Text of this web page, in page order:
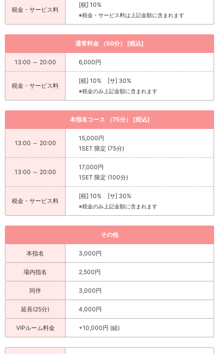
税金・サービス料
[税] 10%
※税金・サービス料は上記金額に含まれます
通常料金 （50分） [税込]
13:00 ～ 20:00 6,000円
税金・サービス料
[税] 10% [サ] 30%
※税金のみ上記金額に含まれます
本指名コース （75分） [税込]
13:00 ～ 20:00
15,000円
1SET 限定 (75分)
13:00 ～ 20:00
17,000円
1SET 限定 (100分)
税金・サービス料
[税] 10% [サ] 30%
※税金のみ上記金額に含まれます
その他
本指名 3,000円
場内指名 2,500円
同伴 3,000円
延長(25分) 4,000円
VIPルーム料金 +10,000円 (組)